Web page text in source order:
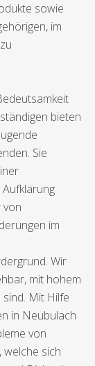
sowie
im
bieten
Sie
von
im
Wir
mit hohem
Mit Hilfe
in Neubulach
von
sich